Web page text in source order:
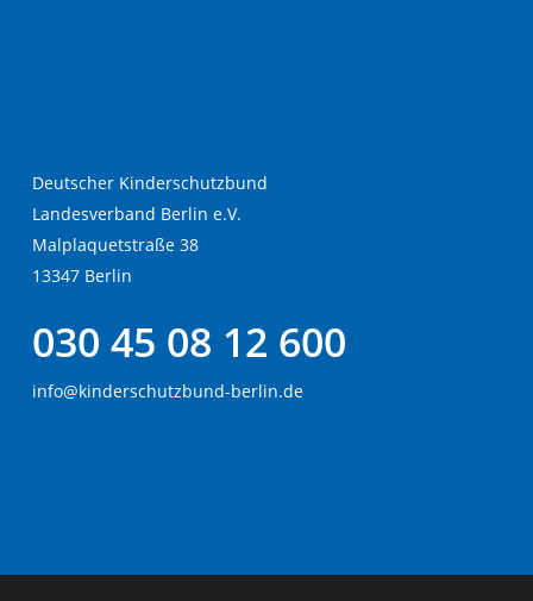
Deutscher Kinderschutzbund
Landesverband Berlin e.V.
Malplaquetstraße 38
13347 Berlin
030 45 08 12 600
info@kinderschutzbund-berlin.de